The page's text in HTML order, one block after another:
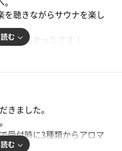
公園にてイベント🎪！
🎯でした
めてのようで、イロイロ不
がアチアチを堪能！
聴きながらサウナを楽し
りがたかったです！
能で、ロウリュもルールを
シャワーは冷たくなると勝
沢すぎて、帰りたくない気
のでは？？笑
む
きました。
受付時に3種類からアロマ
む